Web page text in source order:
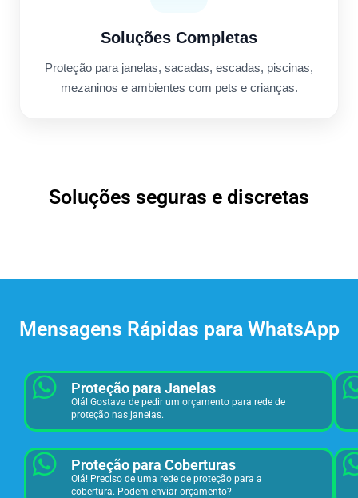
Soluções Completas
Proteção para janelas, sacadas, escadas, piscinas,
mezaninos e ambientes com pets e crianças.
Soluções seguras e discretas
Mensagens Rápidas para WhatsApp
Proteção para Janelas
Olá! Gostava de pedir um orçamento para rede de
proteção nas janelas.
Proteção para Coberturas
Olá! Preciso de uma rede de proteção para a
cobertura. Podem enviar orçamento?